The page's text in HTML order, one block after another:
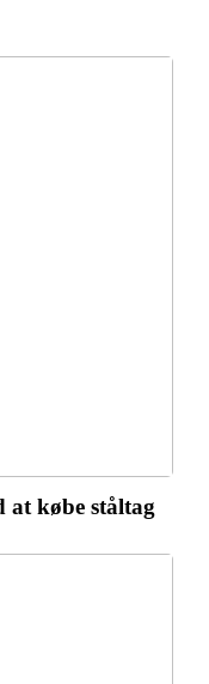
at købe ståltag